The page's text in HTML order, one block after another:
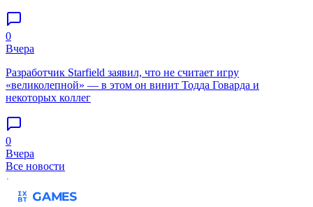
0
Вчера
Разработчик Starfield заявил, что не считает игру
«великолепной» — в этом он винит Тодда Говарда и
некоторых коллег
0
Вчера
Все новости